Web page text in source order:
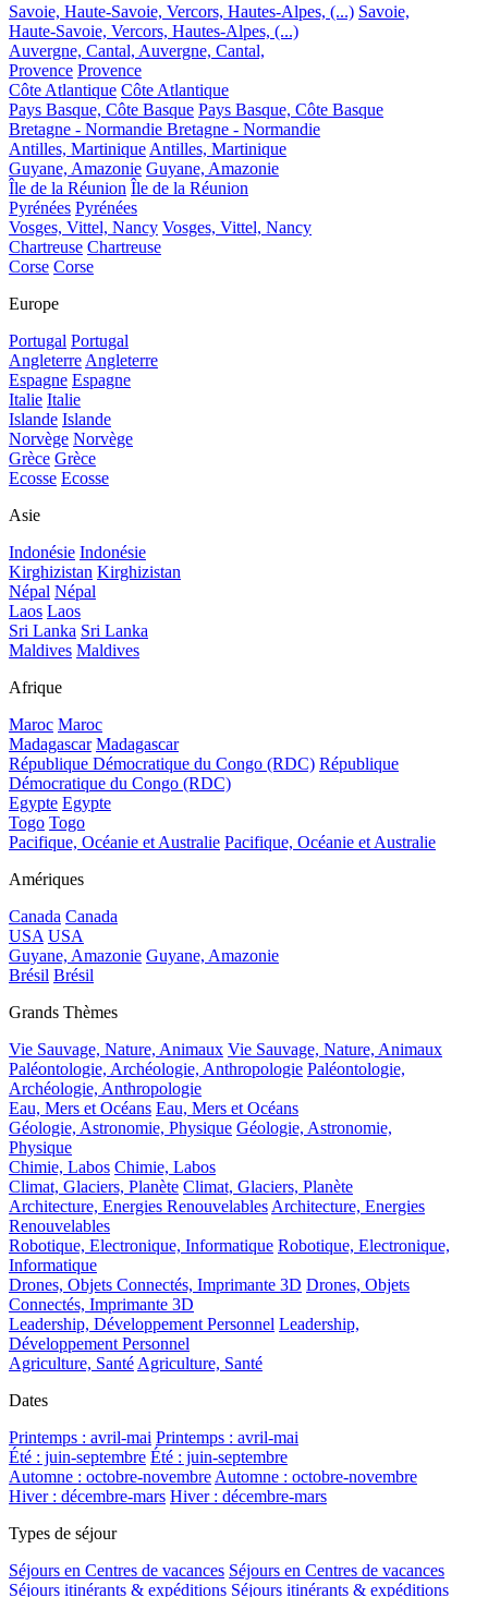
Savoie, Haute-Savoie, Vercors, Hautes-Alpes, (...) Savoie,
Haute-Savoie, Vercors, Hautes-Alpes, (...)
Auvergne, Cantal, Auvergne, Cantal,
Provence Provence
Côte Atlantique Côte Atlantique
Pays Basque, Côte Basque Pays Basque, Côte Basque
Bretagne - Normandie Bretagne - Normandie
Antilles, Martinique Antilles, Martinique
Guyane, Amazonie Guyane, Amazonie
Île de la Réunion Île de la Réunion
Pyrénées Pyrénées
Vosges, Vittel, Nancy Vosges, Vittel, Nancy
Chartreuse Chartreuse
Corse Corse
Europe
Portugal Portugal
Angleterre Angleterre
Espagne Espagne
Italie Italie
Islande Islande
Norvège Norvège
Grèce Grèce
Ecosse Ecosse
Asie
Indonésie Indonésie
Kirghizistan Kirghizistan
Népal Népal
Laos Laos
Sri Lanka Sri Lanka
Maldives Maldives
Afrique
Maroc Maroc
Madagascar Madagascar
République Démocratique du Congo (RDC) République
Démocratique du Congo (RDC)
Egypte Egypte
Togo Togo
Pacifique, Océanie et Australie Pacifique, Océanie et Australie
Amériques
Canada Canada
USA USA
Guyane, Amazonie Guyane, Amazonie
Brésil Brésil
Grands Thèmes
Vie Sauvage, Nature, Animaux Vie Sauvage, Nature, Animaux
Paléontologie, Archéologie, Anthropologie Paléontologie,
Archéologie, Anthropologie
Eau, Mers et Océans Eau, Mers et Océans
Géologie, Astronomie, Physique Géologie, Astronomie,
Physique
Chimie, Labos Chimie, Labos
Climat, Glaciers, Planète Climat, Glaciers, Planète
Architecture, Energies Renouvelables Architecture, Energies
Renouvelables
Robotique, Electronique, Informatique Robotique, Electronique,
Informatique
Drones, Objets Connectés, Imprimante 3D Drones, Objets
Connectés, Imprimante 3D
Leadership, Développement Personnel Leadership,
Développement Personnel
Agriculture, Santé Agriculture, Santé
Dates
Printemps : avril-mai Printemps : avril-mai
Été : juin-septembre Été : juin-septembre
Automne : octobre-novembre Automne : octobre-novembre
Hiver : décembre-mars Hiver : décembre-mars
Types de séjour
Séjours en Centres de vacances Séjours en Centres de vacances
Séjours itinérants & expéditions Séjours itinérants & expéditions